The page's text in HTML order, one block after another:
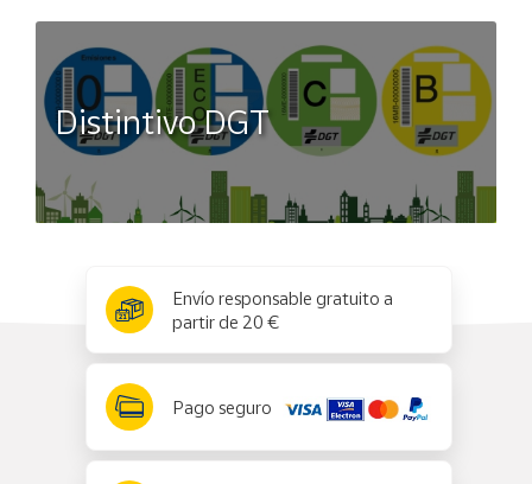
Distintivo DGT
Envío responsable gratuito a
partir de 20 €
Pago seguro